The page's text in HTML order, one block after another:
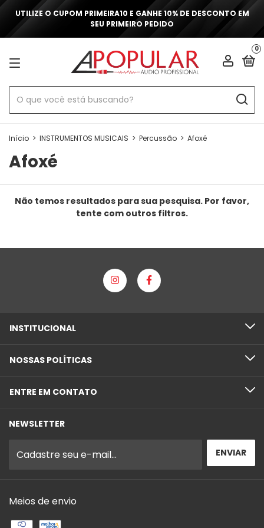
UTILIZE O CUPOM PRIMEIRA10 E GANHE 10% DE DESCONTO EM
SEU PRIMEIRO PEDIDO
0
Início > INSTRUMENTOS MUSICAIS > Percussão > Afoxé
Afoxé
Não temos resultados para sua pesquisa. Por favor,
tente com outros filtros.
INSTITUCIONAL
NOSSAS POLÍTICAS
ENTRE EM CONTATO
NEWSLETTER
Meios de envio